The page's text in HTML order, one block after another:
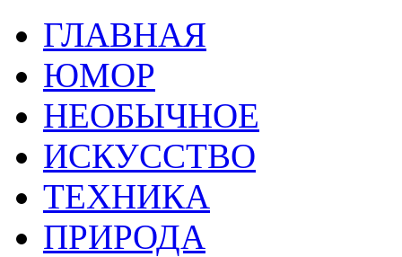
ГЛАВНАЯ
ЮМОР
НЕОБЫЧНОЕ
ИСКУССТВО
ТЕХНИКА
ПРИРОДА